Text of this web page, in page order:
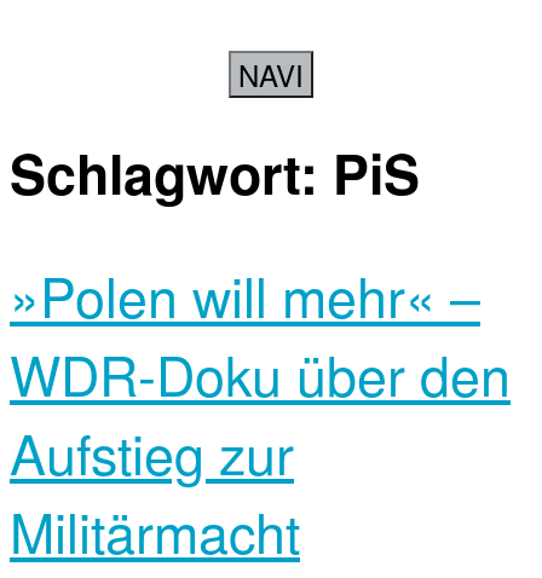
NAVI
Schlagwort: PiS
»Polen will mehr« –
WDR-Doku über den
Aufstieg zur
Militärmacht